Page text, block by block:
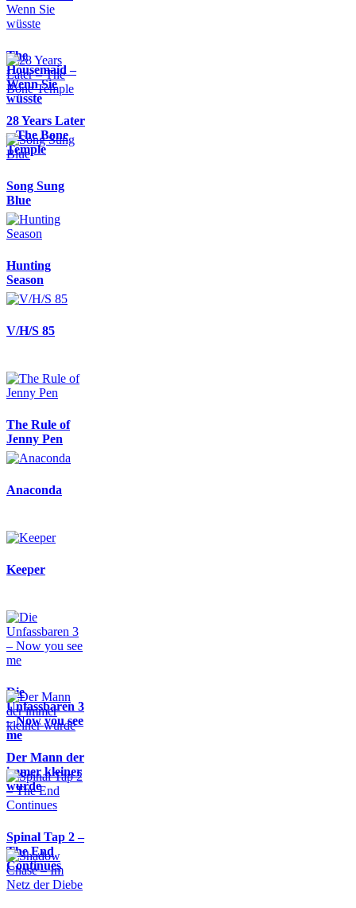
The
Housemaid –
Wenn Sie
wüsste
28 Years Later
– The Bone
Temple
Song Sung
Blue
Hunting
Season
V/H/S 85
The Rule of
Jenny Pen
Anaconda
Keeper
Die
Unfassbaren 3
– Now you see
me
Der Mann der
immer kleiner
wurde
Spinal Tap 2 –
The End
Continues